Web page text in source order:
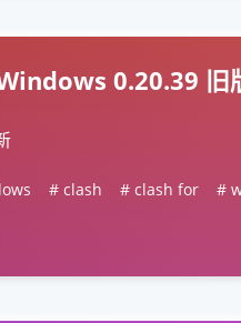
0.20.39 旧
clash clash for